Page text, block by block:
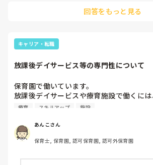
回答をもっと見る
キャリア・転職
放課後デイサービス等の専門性について
保育園で働いています。
放課後デイサービスや療育施設で働くに
教諭資格の他に、何か資格を持っていなけ
それとも講習や研修などで、知識をつけて
療育 スキルアップ 施設
あんこさん
保育士, 保育園, 認可保育園, 認可外保育園